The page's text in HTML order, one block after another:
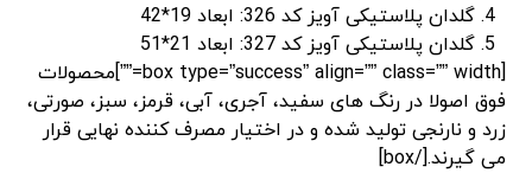
گلدان پلاستیکی آویز کد 326: ابعاد 19*42
گلدان پلاستیکی آویز کد 327: ابعاد 21*51
[box type=”success” align=”” class=”” width=””]محصولات
فوق اصولا در رنگ های سفید، آجری، آبی، قرمز، سبز، صورتی،
زرد و نارنجی تولید شده و در اختیار مصرف کننده نهایی قرار
می گیرند.[/box]